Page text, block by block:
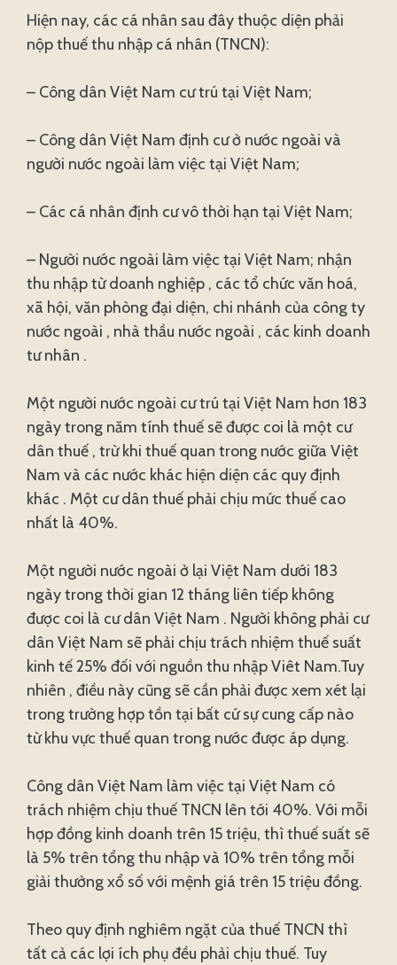
Hiện nay, các cá nhân sau đây thuộc diện phải
nộp thuế thu nhập cá nhân (TNCN):
– Công dân Việt Nam cư trú tại Việt Nam;
– Công dân Việt Nam định cư ở nước ngoài và
người nước ngoài làm việc tại Việt Nam;
– Các cá nhân định cư vô thời hạn tại Việt Nam;
– Người nước ngoài làm việc tại Việt Nam; nhận
thu nhập từ doanh nghiệp , các tổ chức văn hoá,
xã hội, văn phòng đại diện, chi nhánh của công ty
nước ngoài , nhà thầu nước ngoài , các kinh doanh
tư nhân .
Một người nước ngoài cư trú tại Việt Nam hơn 183
ngày trong năm tính thuế sẽ được coi là một cư
dân thuế , trừ khi thuế quan trong nước giữa Việt
Nam và các nước khác hiện diện các quy định
khác . Một cư dân thuế phải chịu mức thuế cao
nhất là 40%.
Một người nước ngoài ở lại Việt Nam dưới 183
ngày trong thời gian 12 tháng liên tiếp không
được coi là cư dân Việt Nam . Người không phải cư
dân Việt Nam sẽ phải chịu trách nhiệm thuế suất
kinh tế 25% đối với nguồn thu nhập Viêt Nam.Tuy
nhiên , điều này cũng sẽ cần phải được xem xét lại
trong trường hợp tồn tại bất cứ sự cung cấp nào
từ khu vực thuế quan trong nước được áp dụng.
Công dân Việt Nam làm việc tại Việt Nam có
trách nhiệm chịu thuế TNCN lên tới 40%. Với mỗi
hợp đồng kinh doanh trên 15 triệu, thì thuế suất sẽ
là 5% trên tổng thu nhập và 10% trên tổng mỗi
giải thưởng xổ số với mệnh giá trên 15 triệu đồng.
Theo quy định nghiêm ngặt của thuế TNCN thì
tất cả các lợi ích phụ đều phải chịu thuế. Tuy